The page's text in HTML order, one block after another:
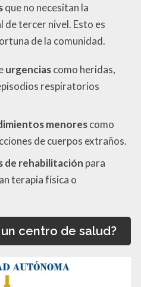
que no necesitan la
de tercer nivel. Esto es
de la comunidad.
urgenciascomo heridas,
respiratorios
menorescomo
de cuerpos extraños.
de rehabilitación para
terapia física o
centro de salud?